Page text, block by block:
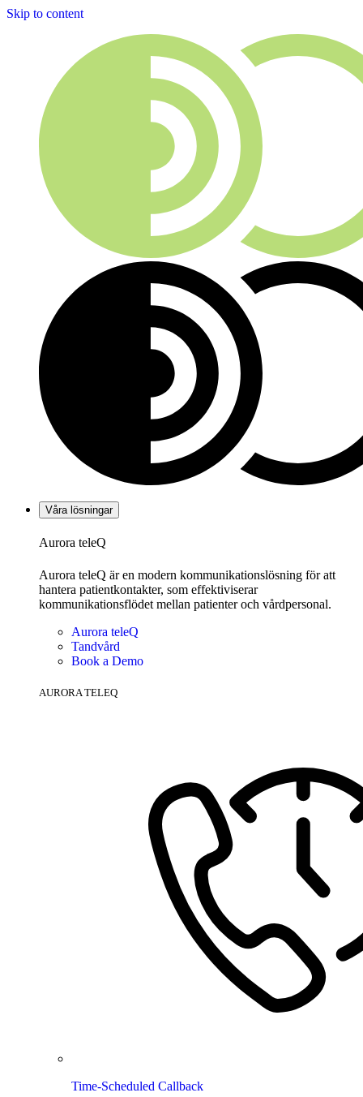
Skip to content
Våra lösningar
Aurora teleQ
Aurora teleQ är en modern kommunikationslösning för att
hantera patientkontakter, som effektiviserar
kommunikationsflödet mellan patienter och vårdpersonal.
Aurora teleQ
Tandvård
Book a Demo
AURORA TELEQ
Time-Scheduled Callback